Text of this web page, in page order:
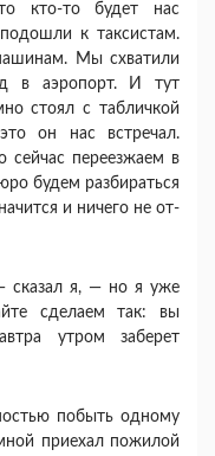
кто-то будет нас
к таксистам.
Мы схватили
в аэропорт. И тут
стоял с табличкой
он нас встречал.
сейчас переезжаем в
будем разбираться
и ничего не от­
сказал я, — но я уже
сделаем так: вы
утром за­берет
побыть одному
при­ехал пожилой